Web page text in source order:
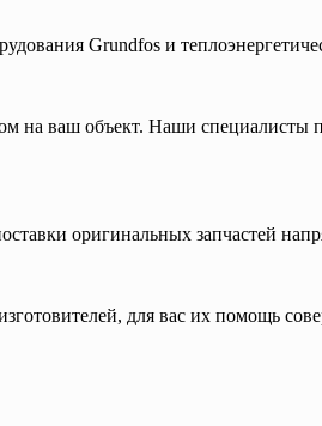
Grundfos и
на ваш объект. Наши специалисты
оригинальных запчастей
для вас их помощь